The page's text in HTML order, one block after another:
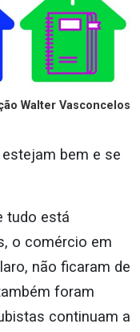
Walter Vasconcelos
bem e se
tudo está
o comércio em
não ficaram de
foram
continuam a